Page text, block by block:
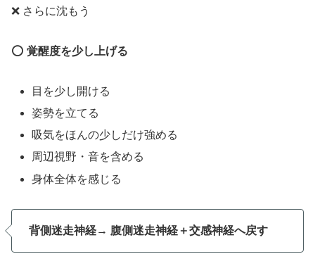
❌ さらに沈もう
⭕ 覚醒度を少し上げる
目を少し開ける
姿勢を立てる
吸気をほんの少しだけ強める
周辺視野・音を含める
身体全体を感じる
背側迷走神経→ 腹側迷走神経＋交感神経へ戻す